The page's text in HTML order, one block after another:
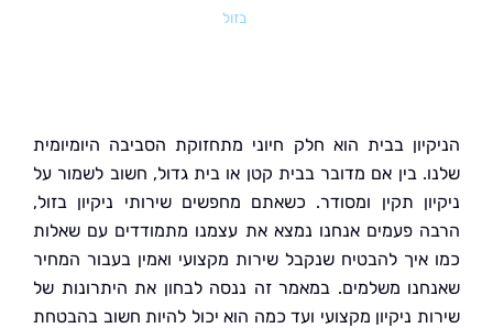
בבית הוא חלק חיוני מתחזוקת הסביבה היומיומית
בין אם מדובר בבית קטן או בית גדול, חשוב לשמור על
תקין ומסודר. כשאתם מחפשים שירותי ניקיון בזול,
פעמים אנחנו נמצא את עצמנו מתמודדים עם שאלות
להבטיח שנקבל שירות מקצועי ואמין בעבור המחיר
משלמים. במאמר זה ננסה לבחון את היתרונות של
ניקיון מקצועי ועד כמה הוא יכול להיות חשוב בהבטחת